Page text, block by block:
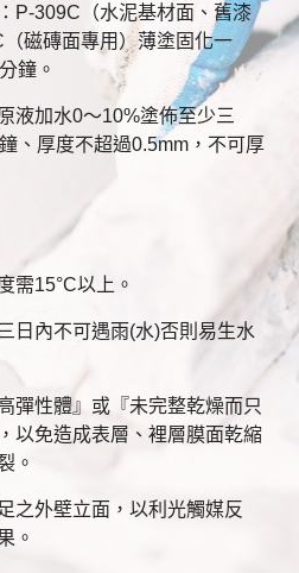
P-309C（水泥基材面、舊漆
磁磚面專用）薄塗固化一
鐘。
液加水0～10%塗佈至少三
、厚度不超過0.5mm，不可厚
需15°C以上。
日內不可遇雨(水)否則易生水
彈性體』或『未完整乾燥而只
以免造成表層、裡層膜面乾縮
。
之外壁立面，以利光觸媒反
。